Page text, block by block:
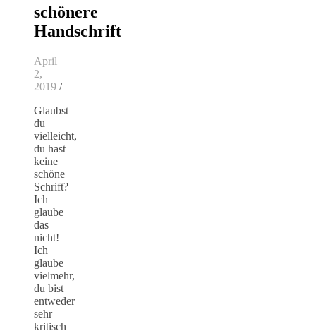
schönere
Handschrift
April
2,
2019 /
Glaubst
du
vielleicht,
du hast
keine
schöne
Schrift?
Ich
glaube
das
nicht!
Ich
glaube
vielmehr,
du bist
entweder
sehr
kritisch